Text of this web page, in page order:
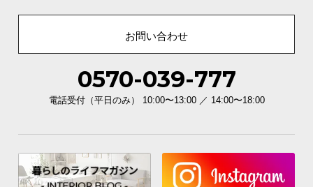
お問い合わせ
0570-039-777
電話受付（平日のみ） 10:00〜13:00 ／ 14:00〜18:00